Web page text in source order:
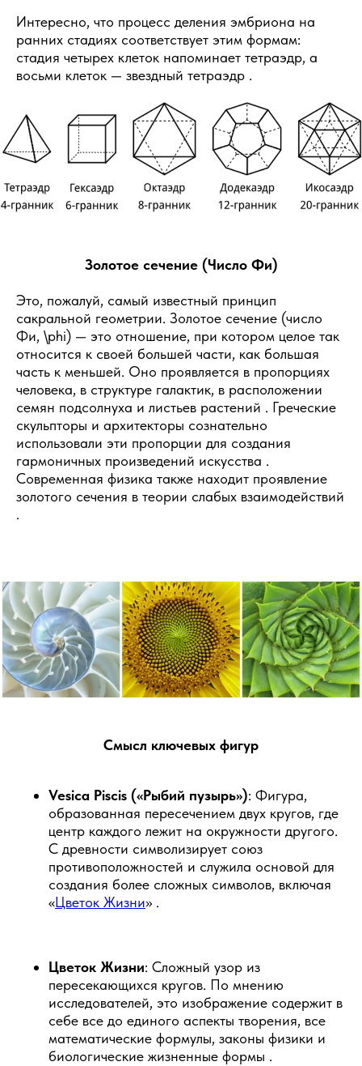
Интересно, что процесс деления эмбриона на
ранних стадиях соответствует этим формам:
стадия четырех клеток напоминает тетраэдр, а
восьми клеток — звездный тетраэдр .
Золотое сечение (Число Фи)
Это, пожалуй, самый известный принцип
сакральной геометрии. Золотое сечение (число
Фи, \phi) — это отношение, при котором целое так
относится к своей большей части, как большая
часть к меньшей. Оно проявляется в пропорциях
человека, в структуре галактик, в расположении
семян подсолнуха и листьев растений . Греческие
скульпторы и архитекторы сознательно
использовали эти пропорции для создания
гармоничных произведений искусства .
Современная физика также находит проявление
золотого сечения в теории слабых взаимодействий
.
Смысл ключевых фигур
Vesica Piscis («Рыбий пузырь»): Фигура,
образованная пересечением двух кругов, где
центр каждого лежит на окружности другого.
С древности символизирует союз
противоположностей и служила основой для
создания более сложных символов, включая
«Цветок Жизни» .
Цветок Жизни: Сложный узор из
пересекающихся кругов. По мнению
исследователей, это изображение содержит в
себе все до единого аспекты творения, все
математические формулы, законы физики и
биологические жизненные формы .